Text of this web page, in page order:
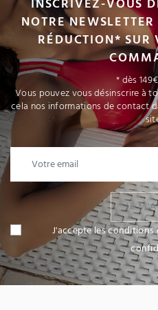
INSCRIVEZ-VOUS
NOTRE
RÉDUCTION* SUR
* dès
Vous pouvez vous désinscrire à
cela nos informations de contact
JE
J'accepte les